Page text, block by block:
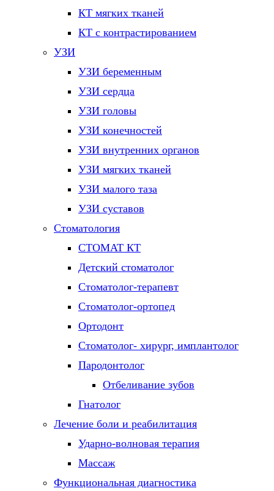
КТ мягких тканей
КТ с контрастированием
УЗИ
УЗИ беременным
УЗИ сердца
УЗИ головы
УЗИ конечностей
УЗИ внутренних органов
УЗИ мягких тканей
УЗИ малого таза
УЗИ суставов
Стоматология
СТОМАТ КТ
Детский стоматолог
Стоматолог-терапевт
Стоматолог-ортопед
Ортодонт
Стоматолог- хирург, имплантолог
Пародонтолог
Отбеливание зубов
Гнатолог
Лечение боли и реабилитация
Ударно-волновая терапия
Массаж
Функциональная диагностика